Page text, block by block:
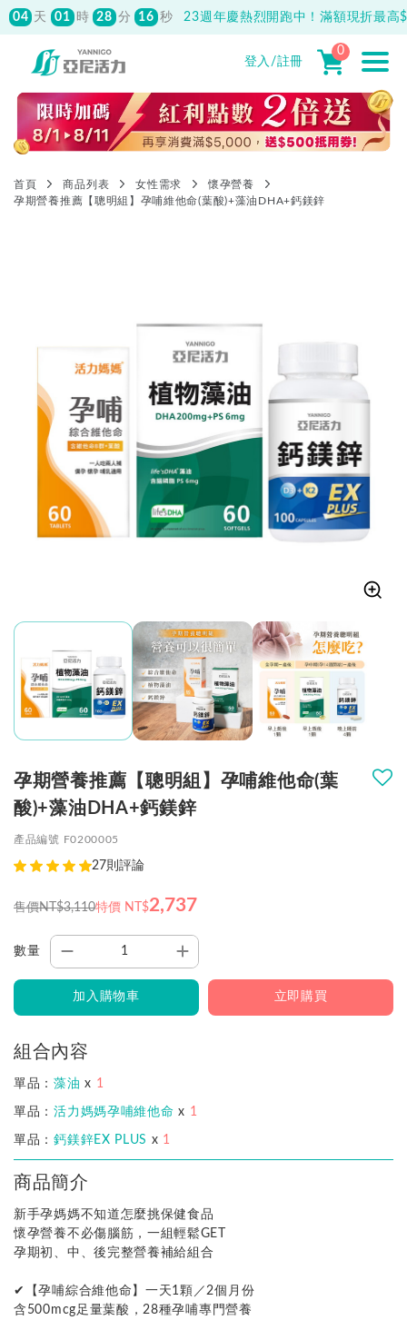
04 天 01 時 28 分 33 秒 23週年慶熱烈開跑中！滿額現折最高
先付款滿800元免運！註冊會員最高獲
150元抵用券
登入/註冊
0
首頁 商品列表 女性需求
懷孕營養
孕期營養推薦【聰明組】孕哺維他命(葉酸)+藻油DHA+鈣鎂鋅
孕期營養推薦【聰明組】孕哺維他命(葉
酸)+藻油DHA+鈣鎂鋅
產品編號 F0200005
27則評論
售價NT$3,110特價 NT$2,737
數量
加入購物車 立即購買
組合內容
單品：藻油 x 1
單品：活力媽媽孕哺維他命 x 1
單品：鈣鎂鋅EX PLUS x 1
商品簡介
新手孕媽媽不知道怎麼挑保健食品
懷孕營養不必傷腦筋，一組輕鬆GET
孕期初、中、後完整營養補給組合
✔【孕哺綜合維他命】一天1顆／2個月份
含500mcg足量葉酸，28種孕哺專門營養